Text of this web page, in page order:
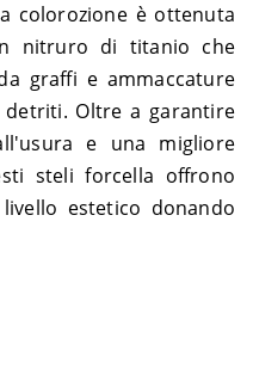
colorozione è ottenuta
nitruro di titanio che
graffi e ammaccature
detriti. Oltre a garantire
e una migliore
steli forcella offrono
estetico donando